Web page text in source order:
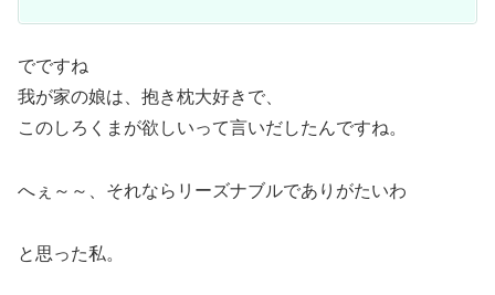
でですね
我が家の娘は、抱き枕大好きで、
このしろくまが欲しいって言いだしたんですね。
へぇ～～、それならリーズナブルでありがたいわ
と思った私。